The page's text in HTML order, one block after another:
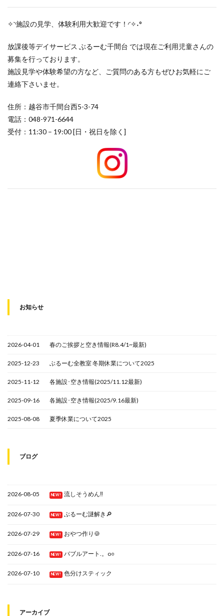
✧◝施設の見学、体験利用大歓迎です！◜✧˖°
放課後等デイサービス ぶるーむ千間台 では現在ご利用児童さんの
募集を行っております。
施設見学や体験希望の方など、ご質問のある方もぜひお気軽にご
連絡下さいませ。
住所：越谷市千間台西5-3-74
電話：048-971-6644
受付：11:30 – 19:00 [日・祝日を除く]
お知らせ
2026-04-01 春のご挨拶と空き情報(R8.4/1~最新)
2025-12-23 ぶるーむ全教室 冬期休業について2025
2025-11-12 各施設･空き情報(2025/11.12最新)
2025-09-16 各施設･空き情報(2025/9.16最新)
2025-08-08 夏季休業について2025
ブログ
2026-08-05 NEW! 流しそうめん‼
2026-07-30 NEW! ぶるーむ謎解き🔎
2026-07-29 NEW! おやつ作り🍪
2026-07-16 NEW! バブルアート.。o○
2026-07-10 NEW! 色分けスティック
アーカイブ